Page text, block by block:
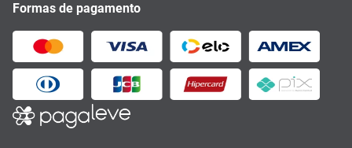
Formas de pagamento